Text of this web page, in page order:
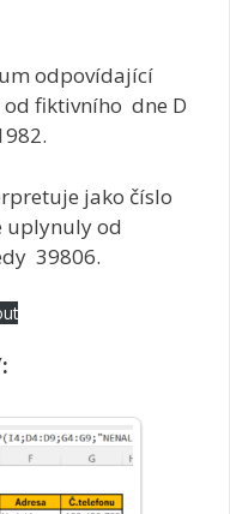
odpovídající
fiktivního dne D
jako číslo
uplynuly od
39806.